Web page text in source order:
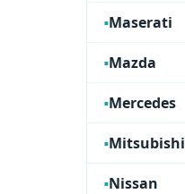
Maserati
Mazda
Mercedes
Mitsubishi
Nissan